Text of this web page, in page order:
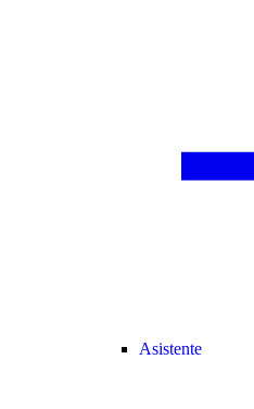
Asistente